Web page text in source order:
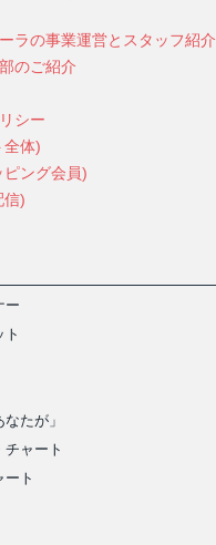
ラの事業運営とスタッフ紹介
のご紹介
シー
全体)
ング会員)
信)
ー
ト
たが」
チャート
ート